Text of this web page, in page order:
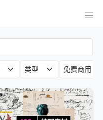
类型 免费商用